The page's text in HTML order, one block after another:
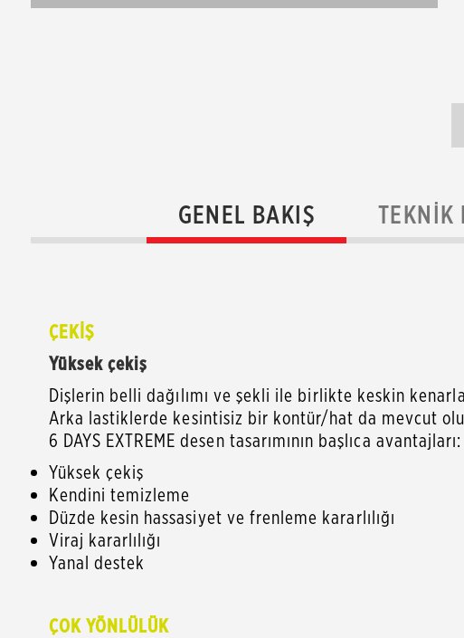
GENEL BAKIŞ TEKNIK
ÇEKİŞ
Yüksek çekiş
Dişlerin belli dağılımı ve şekli ile birlikte keskin
Arka lastiklerde kesintisiz bir kontür/hat da mevcut
6 DAYS EXTREME desen tasarımının başlıca avantajları:
Yüksek çekiş
Kendini temizleme
Düzde kesin hassasiyet ve frenleme kararlılığı
Viraj kararlılığı
Yanal destek
ÇOK YÖNLÜLÜK